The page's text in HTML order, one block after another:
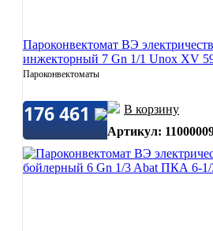
Пароконвектомат ВЭ
инжекторный 7 Gn 1/1 Unox XV
Пароконвектоматы
176 461
В корзину
Артикул: